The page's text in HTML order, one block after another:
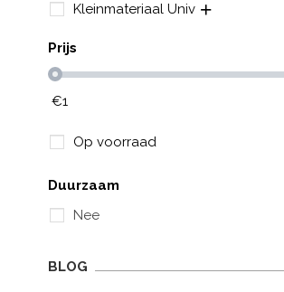
Kleinmateriaal Univ
Prijs
€1
Op voorraad
Duurzaam
Nee
BLOG